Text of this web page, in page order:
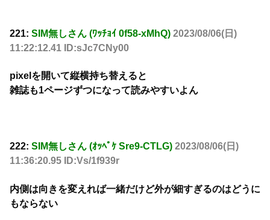
221: SIM無しさん (ﾜｯﾁｮｲ 0f58-xMhQ) 2023/08/06(日)
11:22:12.41 ID:sJc7CNy00
pixelを開いて縦横持ち替えると
雑誌も1ページずつになって読みやすいよん
222: SIM無しさん (ｵｯﾍﾟｹ Sre9-CTLG) 2023/08/06(日)
11:36:20.95 ID:Vs/1f939r
内側は向きを変えれば一緒だけど外が細すぎるのはどうに
もならない